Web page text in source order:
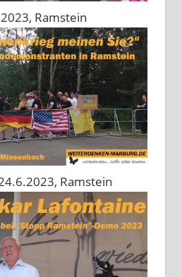
Ramstein
Ramstein